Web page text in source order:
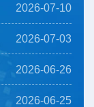
2026-07-10
2026-07-03
2026-06-26
2026-06-25